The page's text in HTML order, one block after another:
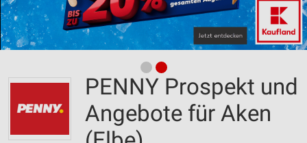
PENNY Prospekt und
Angebote für Aken